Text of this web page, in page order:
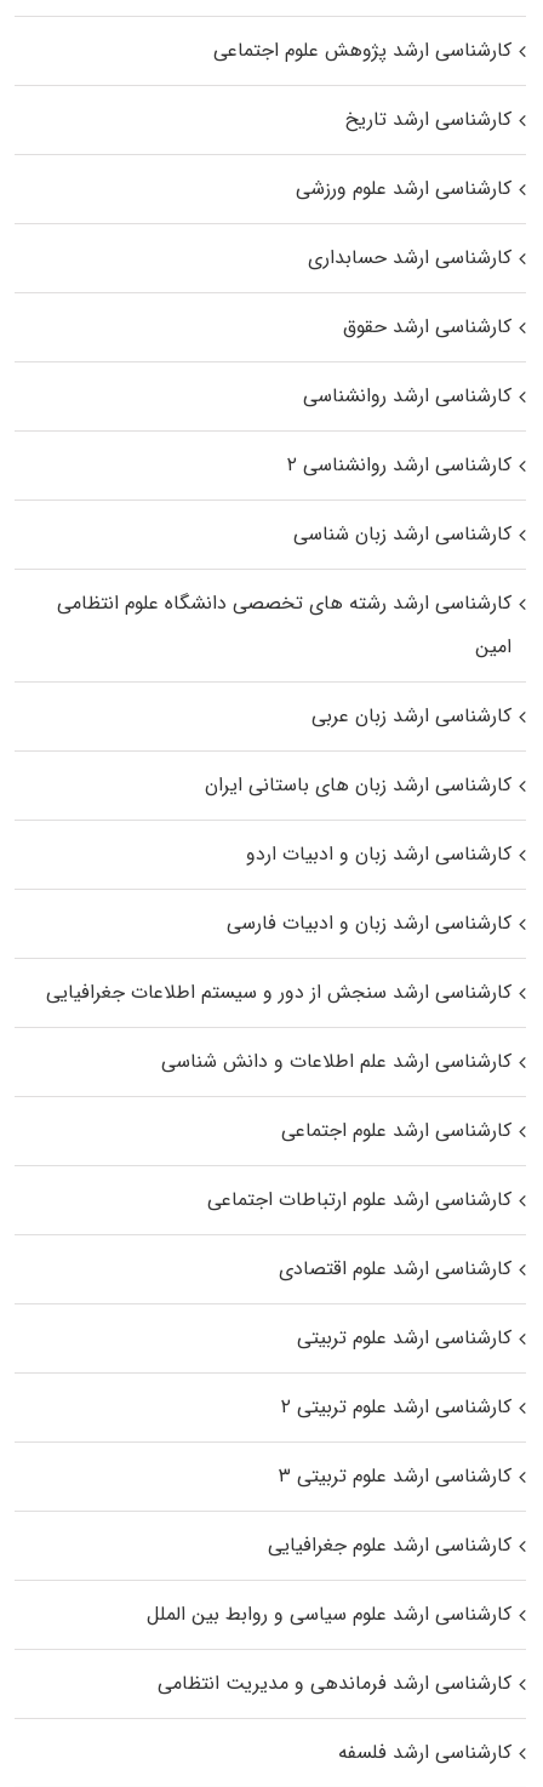
کارشناسی ارشد پژوهش علوم اجتماعی
کارشناسی ارشد تاریخ
کارشناسی ارشد علوم ورزشی
کارشناسی ارشد حسابداری
کارشناسی ارشد حقوق
کارشناسی ارشد روانشناسی
کارشناسی ارشد روانشناسی ۲
کارشناسی ارشد زبان شناسی
کارشناسی ارشد رﺷﺘﻪ ﻫﺎی تخصصی داﻧﺸﮕﺎه ﻋﻠﻮم انتظامی
اﻣﻴﻦ
کارشناسی ارشد زبان عربی
کارشناسی ارشد زبان‌ های باستانی ایران
کارشناسی ارشد زبان و ادبیات اردو
کارشناسی ارشد زبان و ادبیات فارسی
کارشناسی ارشد سنجش از دور و سیستم اطلاعات جغرافیایی
کارشناسی ارشد علم اطلاعات و دانش شناسی
کارشناسی ارشد علوم اجتماعی
کارشناسی ارشد علوم ارتباطات اجتماعی
کارشناسی ارشد علوم اقتصادی
کارشناسی ارشد علوم تربیتی
کارشناسی ارشد علوم تربیتی ۲
کارشناسی ارشد علوم تربیتی ۳
کارشناسی ارشد علوم جغرافیایی
کارشناسی ارشد علوم سیاسی و روابط بین الملل
کارشناسی ارشد فرماندهی و مدیریت انتظامی
کارشناسی ارشد فلسفه